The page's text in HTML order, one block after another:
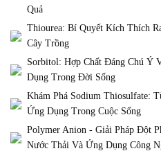
Quả
Thiourea: Bí Quyết Kích Thích
Cây Trồng
Sorbitol: Hợp Chất Đáng Chú Ý
Dụng Trong Đời Sống
Khám Phá Sodium Thiosulfate:
Ứng Dụng Trong Cuộc Sống
Polymer Anion - Giải Pháp Đột
Nước Thải Và Ứng Dụng Công